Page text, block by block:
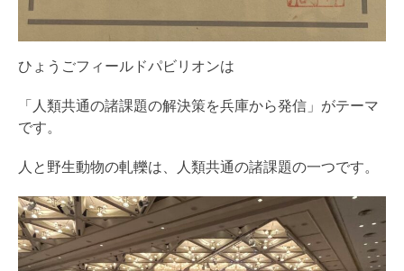
ひょうごフィールドパビリオンは
「人類共通の諸課題の解決策を兵庫から発信」がテーマ
です。
人と野生動物の軋轢は、人類共通の諸課題の一つです。